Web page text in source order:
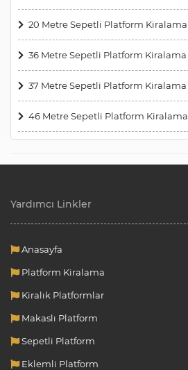
20 Metre Sepetli Platform Kiralama
36 Metre Sepetli Platform Kiralama
37 Metre Sepetli Platform Kiralama
46 Metre Sepetli Platform Kiralama
Yardımcı Linkler
Anasayfa
Platform Kiralama
Kiralık Platformlar
Makaslı Platform
Sepetli Platform
Eklemli Platform